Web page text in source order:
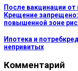
После вакцинации от
Крещение
повышенной зоне
Ипотека и
непривитых
Комментарий